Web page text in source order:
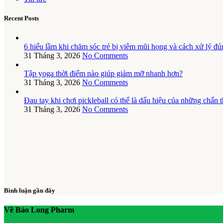
Recent Posts
6 hiểu lầm khi chăm sóc trẻ bị viêm mũi họng và cách xử lý
31 Tháng 3, 2026 No Comments
Tập yoga thời điểm nào giúp giảm mỡ nhanh hơn?
31 Tháng 3, 2026 No Comments
Đau tay khi chơi pickleball có thể là dấu hiệu của những chấn
31 Tháng 3, 2026 No Comments
Bình luận gần đây
Về Bảo Long Pharm